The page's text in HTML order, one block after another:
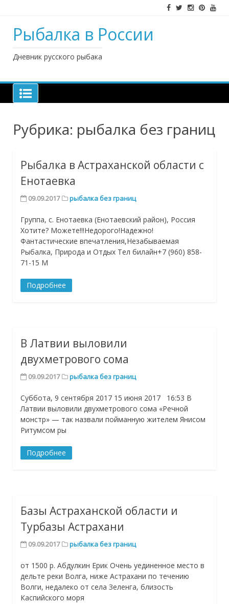
Рыбалка в России
Дневник русского рыбака
Рубрика: рыбалка без границ
Рыбалка в Астраханской области с
Енотаевка
09.09.2017 рыбалка без границ
Группа, с. Енотаевка (Енотаевский район), Россия
Хотите? Можете!!!Недорого!Надежно!
Фантастические впечатления,Незабываемая
Рыбалка, Природа и Отдых Тел билайн+7 (960) 858-
71-15 М
Подробнее
В Латвии выловили
двухметрового сома
09.09.2017 рыбалка без границ
Суббота, 9 сентября 2017 15 июня 2017 16:53 В
Латвии выловили двухметрового сома «Речной
монстр» — так назвали пойманную жителем Янисом
Ритумсом ры
Подробнее
Базы Астраханской области и
Турбазы Астрахани
09.09.2017 рыбалка без границ
от 1500 р. Абдулкин Ерик Очень уединенное место в
дельте реки Волга, ниже Астрахани по течению
Волги, недалеко от села Зеленга, близость
Каспийского моря